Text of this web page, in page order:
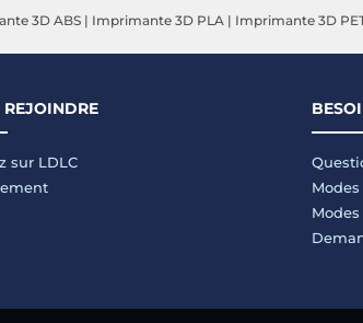
3D ABS | Imprimante 3D PLA | Imprimante 3D
REJOINDRE
sur LDLC